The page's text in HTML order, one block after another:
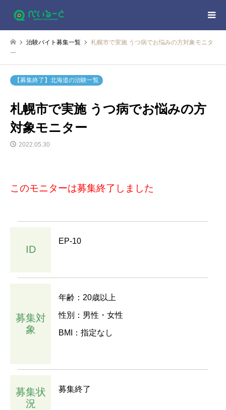
治験バイト募集一覧
札幌市で実施 うつ病でお悩みの方対象モニタ
ー
【募集終了】北海道の治験一覧
札幌市で実施 うつ病でお悩みの方
対象モニター
2022.05.30
このモニターは募集終了しました
ID
EP-10
募集対
象
年齢：20歳以上
性別：男性・女性
BMI：指定なし
募集状
況
募集終了